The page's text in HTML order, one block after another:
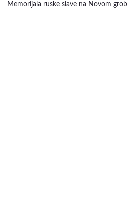
Memorijala ruske slave na Novom